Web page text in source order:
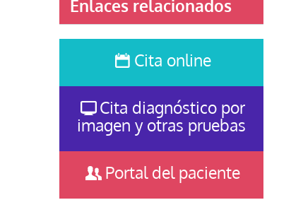
Enlaces relacionados
Cita online
Cita diagnóstico por
imagen y otras pruebas
Portal del paciente